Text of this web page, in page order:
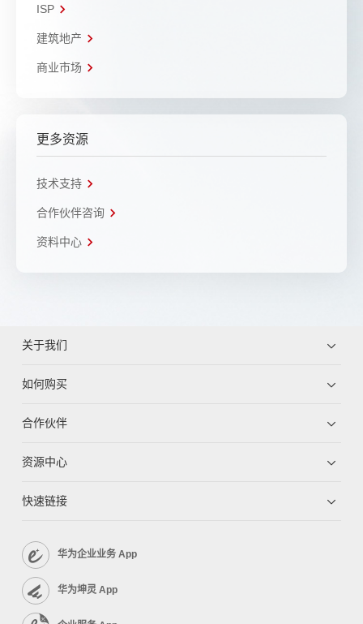
ISP
建筑地产
商业市场
更多资源
技术支持
合作伙伴咨询
资料中心
关于我们
如何购买
合作伙伴
资源中心
快速链接
华为企业业务 App
华为坤灵 App